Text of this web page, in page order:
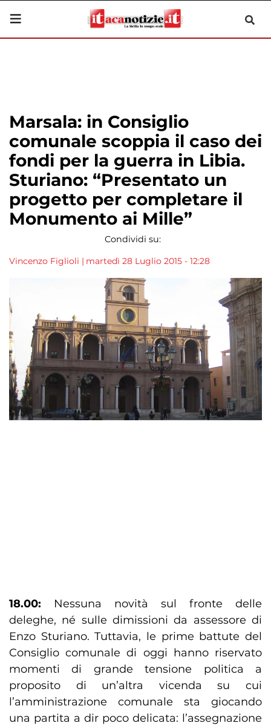
Marsala: in Consiglio
comunale scoppia il caso dei
fondi per la guerra in Libia.
Sturiano: “Presentato un
progetto per completare il
Monumento ai Mille”
Condividi su:
Vincenzo Figlioli | martedì 28 Luglio 2015 - 12:28
18.00: Nessuna novità sul fronte delle
deleghe, né sulle dimissioni da assessore di
Enzo Sturiano. Tuttavia, le prime battute del
Consiglio comunale di oggi hanno riservato
momenti di grande tensione politica a
proposito di un’altra vicenda su cui
l’amministrazione comunale sta giocando
una partita a dir poco delicata: l’assegnazione